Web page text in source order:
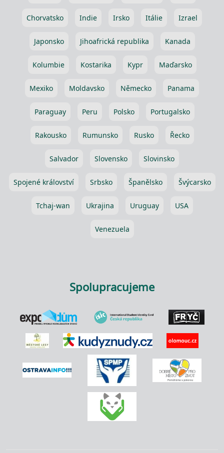
Chorvatsko Indie Irsko Itálie Izrael
Japonsko Jihoafrická republika Kanada
Kolumbie Kostarika Kypr Maďarsko
Mexiko Moldavsko Německo Panama
Paraguay Peru Polsko Portugalsko
Rakousko Rumunsko Rusko Řecko
Salvador Slovensko Slovinsko
Spojené království Srbsko Španělsko Švýcarsko
Tchaj-wan Ukrajina Uruguay USA
Venezuela
Spolupracujeme